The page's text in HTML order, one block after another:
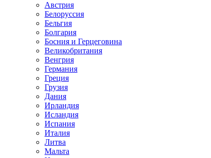
Австрия
Белоруссия
Бельгия
Болгария
Босния и Герцеговина
Великобритания
Венгрия
Германия
Греция
Грузия
Дания
Ирландия
Исландия
Испания
Италия
Литва
Мальта